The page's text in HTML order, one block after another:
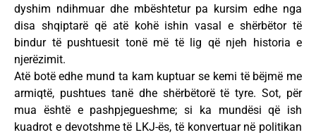
dyshim ndihmuar dhe mbështetur pa kursim edhe nga
disa shqiptarë që atë kohë ishin vasal e shërbëtor të
bindur të pushtuesit tonë më të lig që njeh historia e
njerëzimit.
Atë botë edhe mund ta kam kuptuar se kemi të bëjmë me
armiqtë, pushtues tanë dhe shërbëtorë të tyre. Sot, për
mua është e pashpjegueshme; si ka mundësi që ish
kuadrot e devotshme të LKJ-ës, të konvertuar në politikan